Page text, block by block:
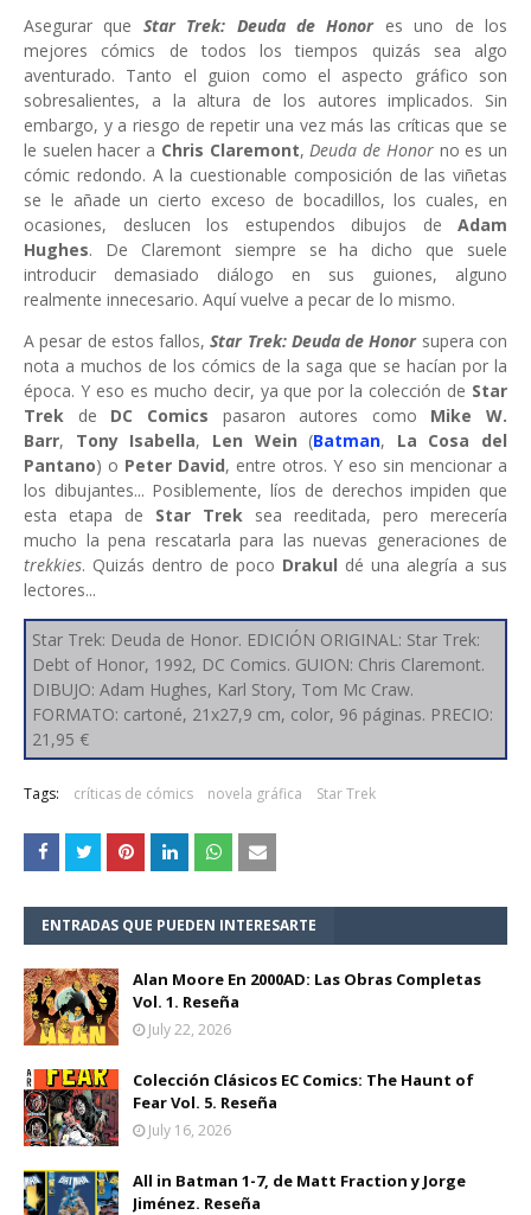
Asegurar que Star Trek: Deuda de Honores uno de los
mejores cómics de todos los tiempos quizás sea algo
aventurado. Tanto el guion como el aspecto gráfico son
sobresalientes, a la altura de los autores implicados. Sin
embargo, y a riesgo de repetir una vez más las críticas que se
le suelen hacer a Chris Claremont, Deuda de Honorno es un
cómic redondo. A la cuestionable composición de las viñetas
se le añade un cierto exceso de bocadillos, los cuales, en
ocasiones, deslucen los estupendos dibujos de Adam
Hughes. De Claremont siempre se ha dicho que suele
introducir demasiado diálogo en sus guiones, alguno
realmente innecesario. Aquí vuelve a pecar de lo mismo.
A pesar de estos fallos,Star Trek: Deuda de Honorsupera con
nota a muchos de los cómics de la saga que se hacían por la
época. Y eso es mucho decir, ya que por la colección de Star
Trek de DC Comics pasaron autores como Mike W.
Barr, Tony Isabella, Len Wein (Batman, La Cosa del
Pantano) o Peter David, entre otros. Y eso sin mencionar a
los dibujantes... Posiblemente, líos de derechos impiden que
esta etapa de Star Trek sea reeditada, pero merecería
mucho la pena rescatarla para las nuevas generaciones de
trekkies. Quizás dentro de poco Drakul dé una alegría a sus
lectores...
Star Trek: Deuda de Honor. EDICIÓN ORIGINAL: Star Trek:
Debt of Honor, 1992, DC Comics. GUION: Chris Claremont.
DIBUJO: Adam Hughes, Karl Story, Tom Mc Craw.
FORMATO: cartoné, 21x27,9 cm, color, 96 páginas. PRECIO:
21,95 €
Tags: críticas de cómics novela gráfica Star Trek
ENTRADAS QUE PUEDEN INTERESARTE
Alan Moore En 2000AD: Las Obras Completas
Vol. 1. Reseña
July 22, 2026
Colección Clásicos EC Comics: The Haunt of
Fear Vol. 5. Reseña
July 16, 2026
All in Batman 1-7, de Matt Fraction y Jorge
Jiménez. Reseña